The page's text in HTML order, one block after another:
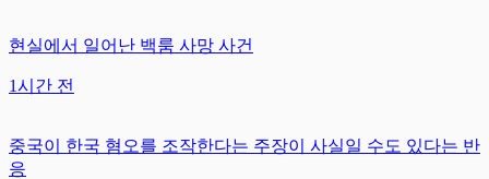
현실에서 일어난 백룸 사망 사건
1시간 전
중국이 한국 혐오를 조작한다는 주장이 사실일 수도 있다는 반
응